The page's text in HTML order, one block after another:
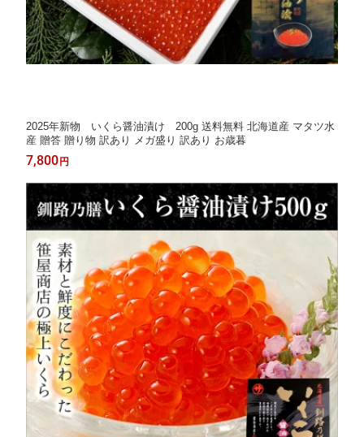
2025年新物 いくら醤油漬け 200g 送料無料 北海道産 マタツ水
産 贈答 贈り物 訳あり メガ盛り 訳あり お歳暮
7,800 円